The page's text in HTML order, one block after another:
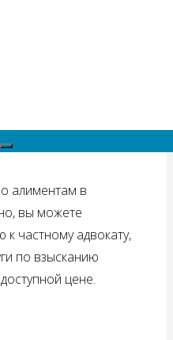
Поиск
проводит ряд
оценить правовые
опровергающие
алиментам в
вы можете
частному адвокату,
по взысканию
цене.